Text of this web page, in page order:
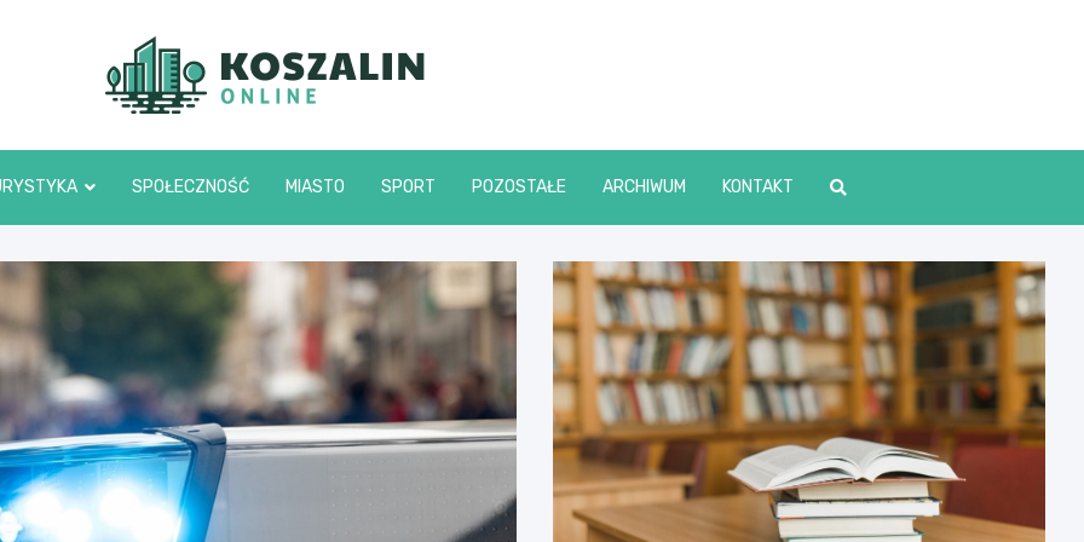
SPOŁECZNOŚĆ MIASTO SPORT POZOSTAŁE ARCHIWUM KONTAKT